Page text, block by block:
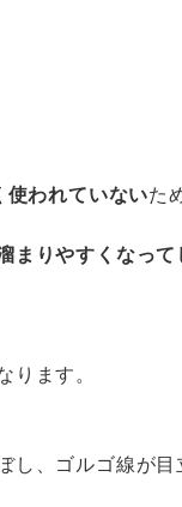
使われていないた
りやすくなって
ます。
し、ゴルゴ線が目